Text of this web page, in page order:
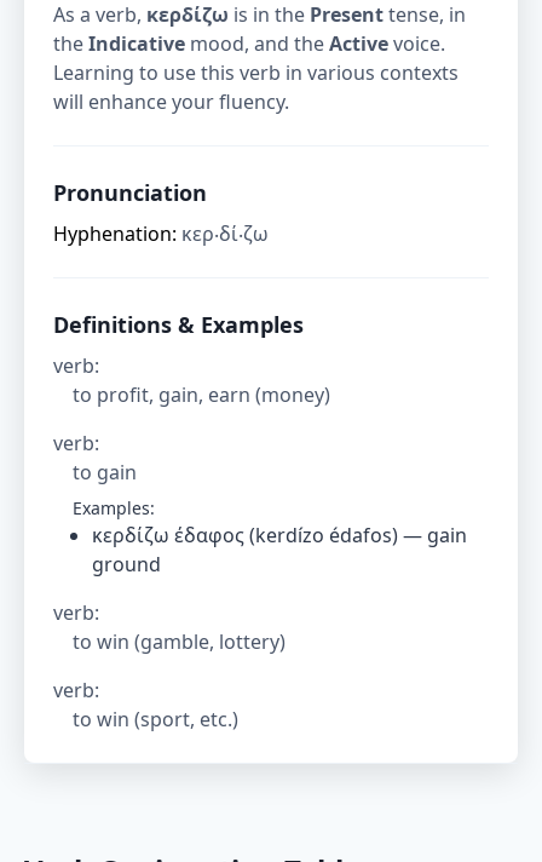
As a verb, κερδίζω is in the Presenttense, in
theIndicative mood, and theActivevoice.
Learning to use this verb in various contexts
will enhance your fluency.
Pronunciation
Hyphenation: κερ‧δί‧ζω
Definitions & Examples
verb:
to profit, gain, earn (money)
verb:
to gain
Examples:
κερδίζω έδαφος (kerdízo édafos) — gain
ground
verb:
to win (gamble, lottery)
verb:
to win (sport, etc.)